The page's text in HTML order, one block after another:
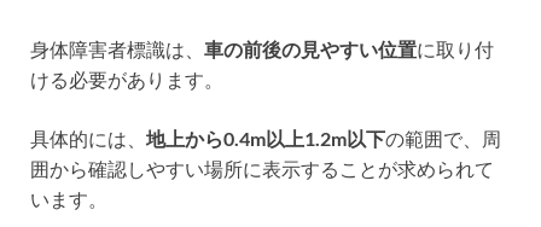
身体障害者標識は、 車の前後の見やすい位置に取り付
ける必要があります。
具体的には、 地上から0.4m以上1.2m以下の範囲で、周
囲から確認しやすい場所に表示することが求められて
います。